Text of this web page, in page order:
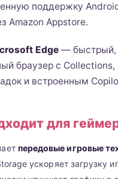
поддержку
Amazon Appstore.
Edge — быстрый,
браузер с Collections,
и встроенным
для
передовые игровые
ускоряет загрузку